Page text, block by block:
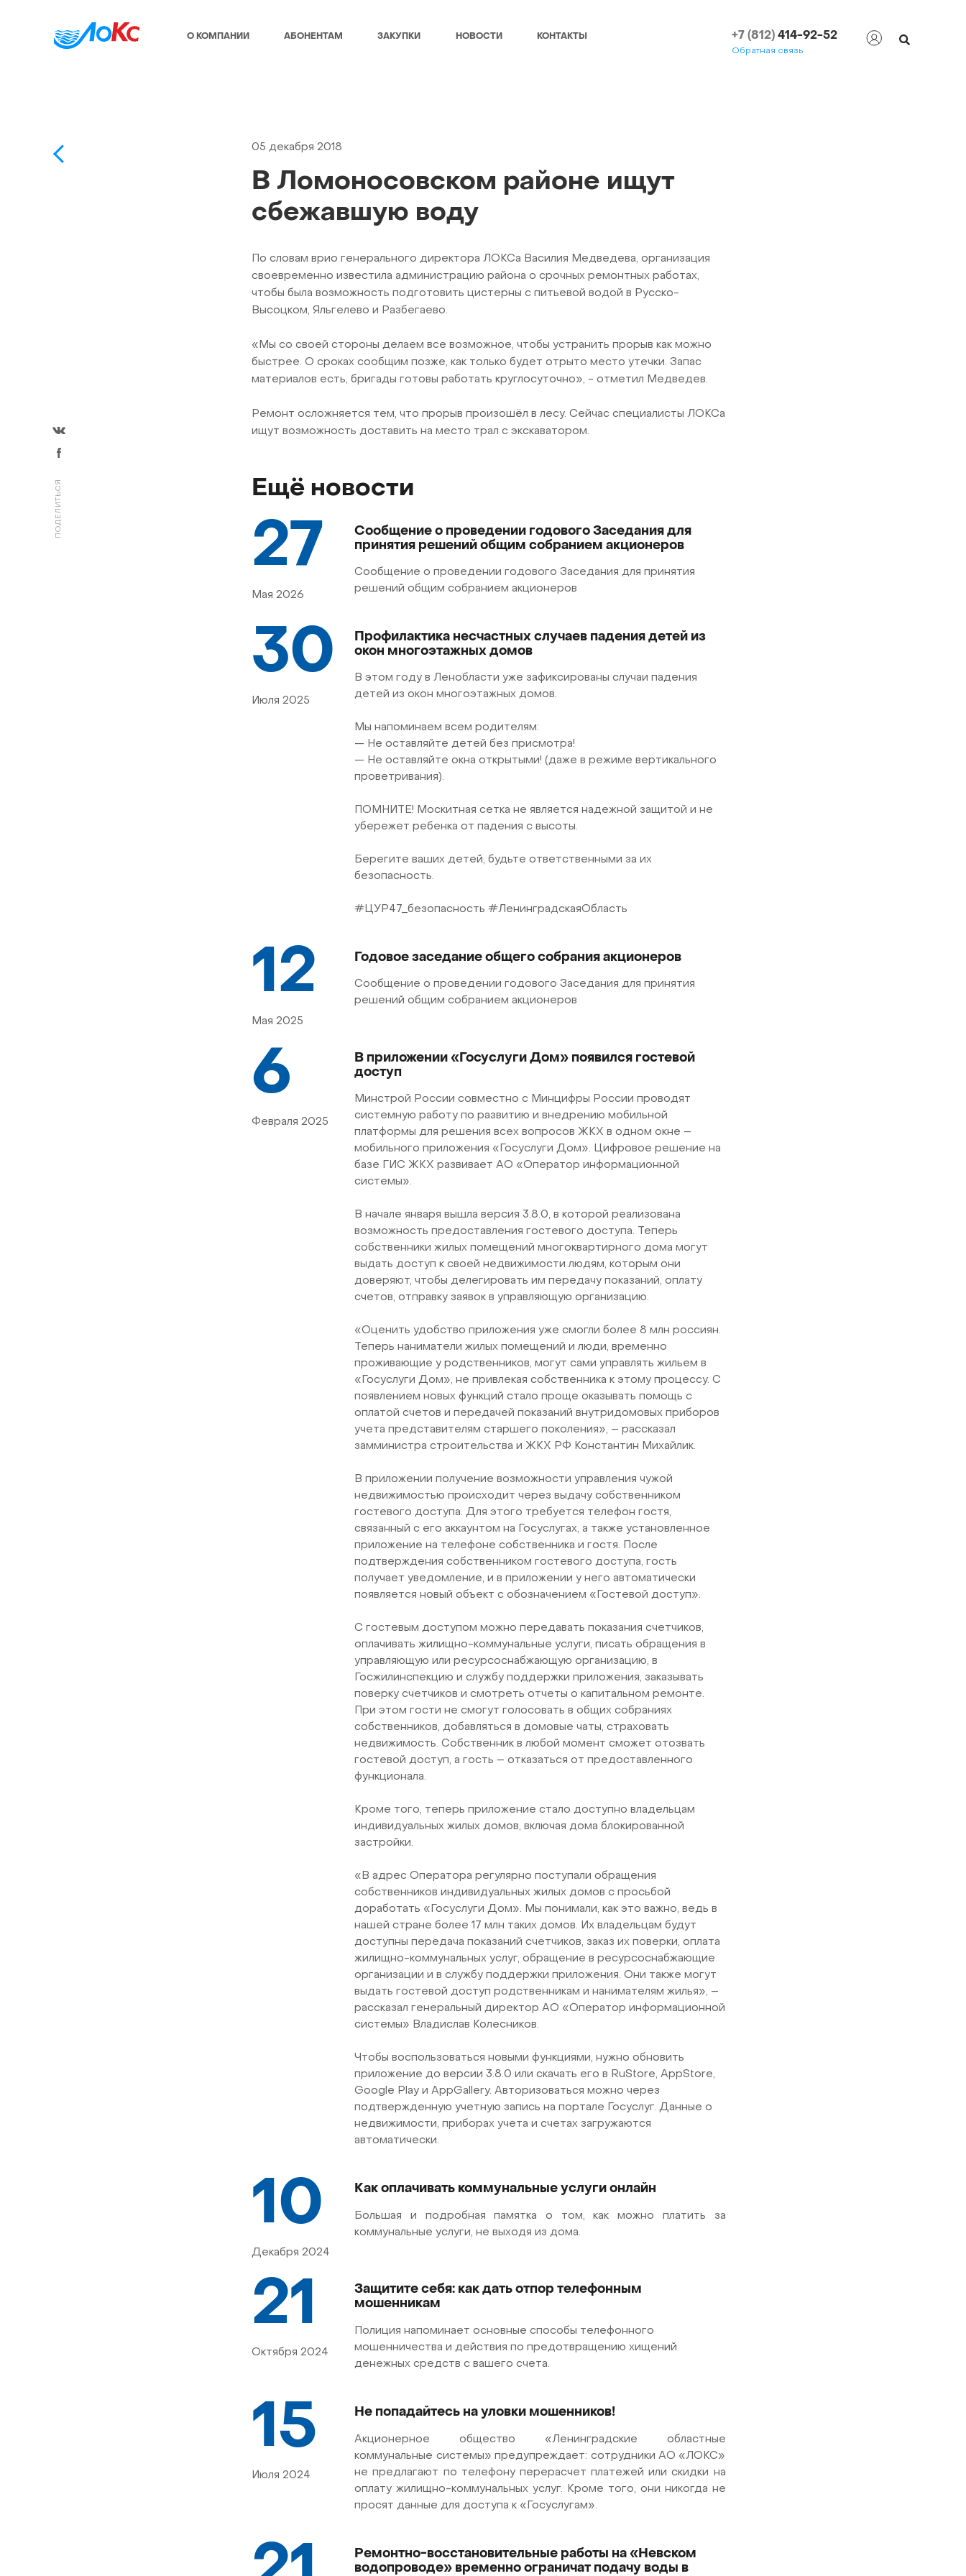
О КОМПАНИИ АБОНЕНТАМ ЗАКУПКИ НОВОСТИ КОНТАКТЫ +7 (812)414-92-52
Обратная связь
ПОДЕЛИТЬСЯ
05 декабря 2018
В Ломоносовском районе ищут
сбежавшую воду
По словам врио генерального директора ЛОКСа Василия Медведева, организация
своевременно известила администрацию района о срочных ремонтных работах,
чтобы была возможность подготовить цистерны с питьевой водой в Русско-
Высоцком, Яльгелево и Разбегаево.
«Мы со своей стороны делаем все возможное, чтобы устранить прорыв как можно
быстрее. О сроках сообщим позже, как только будет отрыто место утечки. Запас
материалов есть, бригады готовы работать круглосуточно», - отметил Медведев.
Ремонт осложняется тем, что прорыв произошёл в лесу. Сейчас специалисты ЛОКСа
ищут возможность доставить на место трал с экскаватором.
Ещё новости
27
Мая 2026
Cообщение о проведении годового Заседания для
принятия решений общим собранием акционеров
Сообщение о проведении годового Заседания для принятия
решений общим собранием акционеров
30
Июля 2025
Профилактика несчастных случаев падения детей из
окон многоэтажных домов
В этом году в Ленобласти уже зафиксированы случаи падения
детей из окон многоэтажных домов.
Мы напоминаем всем родителям:
— Не оставляйте детей без присмотра!
— Не оставляйте окна открытыми! (даже в режиме вертикального
проветривания).
ПОМНИТЕ! Москитная сетка не является надежной защитой и не
убережет ребенка от падения с высоты.
Берегите ваших детей, будьте ответственными за их
безопасность.
#ЦУР47_безопасность #ЛенинградскаяОбласть
12
Мая 2025
Годовое заседание общего собрания акционеров
Сообщение о проведении годового Заседания для принятия
решений общим собранием акционеров
6
Февраля 2025
В приложении «Госуслуги Дом» появился гостевой
доступ
Минстрой России совместно с Минцифры России проводят
системную работу по развитию и внедрению мобильной
платформы для решения всех вопросов ЖКХ в одном окне –
мобильного приложения «Госуслуги Дом». Цифровое решение на
базе ГИС ЖКХ развивает АО «Оператор информационной
системы».
В начале января вышла версия 3.8.0, в которой реализована
возможность предоставления гостевого доступа. Теперь
собственники жилых помещений многоквартирного дома могут
выдать доступ к своей недвижимости людям, которым они
доверяют, чтобы делегировать им передачу показаний, оплату
счетов, отправку заявок в управляющую организацию.
«Оценить удобство приложения уже смогли более 8 млн россиян.
Теперь наниматели жилых помещений и люди, временно
проживающие у родственников, могут сами управлять жильем в
«Госуслуги Дом», не привлекая собственника к этому процессу. С
появлением новых функций стало проще оказывать помощь с
оплатой счетов и передачей показаний внутридомовых приборов
учета представителям старшего поколения», – рассказал
замминистра строительства и ЖКХ РФ Константин Михайлик.
В приложении получение возможности управления чужой
недвижимостью происходит через выдачу собственником
гостевого доступа. Для этого требуется телефон гостя,
связанный с его аккаунтом на Госуслугах, а также установленное
приложение на телефоне собственника и гостя. После
подтверждения собственником гостевого доступа, гость
получает уведомление, и в приложении у него автоматически
появляется новый объект с обозначением «Гостевой доступ».
С гостевым доступом можно передавать показания счетчиков,
оплачивать жилищно-коммунальные услуги, писать обращения в
управляющую или ресурсоснабжающую организацию, в
Госжилинспекцию и службу поддержки приложения, заказывать
поверку счетчиков и смотреть отчеты о капитальном ремонте.
При этом гости не смогут голосовать в общих собраниях
собственников, добавляться в домовые чаты, страховать
недвижимость. Собственник в любой момент сможет отозвать
гостевой доступ, а гость – отказаться от предоставленного
функционала.
Кроме того, теперь приложение стало доступно владельцам
индивидуальных жилых домов, включая дома блокированной
застройки.
«В адрес Оператора регулярно поступали обращения
собственников индивидуальных жилых домов с просьбой
доработать «Госуслуги Дом». Мы понимали, как это важно, ведь в
нашей стране более 17 млн таких домов. Их владельцам будут
доступны передача показаний счетчиков, заказ их поверки, оплата
жилищно-коммунальных услуг, обращение в ресурсоснабжающие
организации и в службу поддержки приложения. Они также могут
выдать гостевой доступ родственникам и нанимателям жилья», –
рассказал генеральный директор АО «Оператор информационной
системы» Владислав Колесников.
Чтобы воспользоваться новыми функциями, нужно обновить
приложение до версии 3.8.0 или скачать его в RuStore, AppStore,
Google Play и AppGallery. Авторизоваться можно через
подтвержденную учетную запись на портале Госуслуг. Данные о
недвижимости, приборах учета и счетах загружаются
автоматически.
10
Декабря 2024
Как оплачивать коммунальные услуги онлайн
Большая и подробная памятка о том, как можно платить за
коммунальные услуги, не выходя из дома.
21
Октября 2024
Защитите себя: как дать отпор телефонным
мошенникам
Полиция напоминает основные способы телефонного
мошенничества и действия по предотвращению хищений
денежных средств с вашего счета.
15
Июля 2024
Не попадайтесь на уловки мошенников!
Акционерное общество «Ленинградские областные
коммунальные системы» предупреждает: сотрудники АО «ЛОКС»
не предлагают по телефону перерасчет платежей или скидки на
оплату жилищно-коммунальных услуг. Кроме того, они никогда не
просят данные для доступа к «Госуслугам».
Ремонтно-восстановительные работы на «Невском
водопроводе» временно ограничат подачу воды в